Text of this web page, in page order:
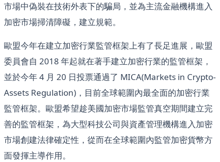
市場中偽裝在技術外表下的騙局，並為主流金融機構進入
加密市場掃清障礙，建立規範。
歐盟今年在建立加密行業監管框架上有了長足進展，歐盟
委員會自 2018 年起就在著手建立加密行業的監管框架，
並於今年 4 月 20 日投票通過了 MICA(Markets in Crypto-
Assets Regulation)，目前全球範圍內最全面的加密行業
監管框架。歐盟希望趁美國加密市場監管真空期間建立完
善的監管框架，為大型科技公司與資產管理機構進入加密
市場創建法律確定性，從而在全球範圍內監管加密貨幣方
面發揮主導作用。